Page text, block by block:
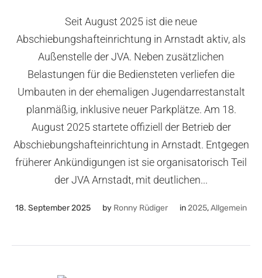
Seit August 2025 ist die neue
Abschiebungshafteinrichtung in Arnstadt aktiv, als
Außenstelle der JVA. Neben zusätzlichen
Belastungen für die Bediensteten verliefen die
Umbauten in der ehemaligen Jugendarrestanstalt
planmäßig, inklusive neuer Parkplätze. Am 18.
August 2025 startete offiziell der Betrieb der
Abschiebungshafteinrichtung in Arnstadt. Entgegen
früherer Ankündigungen ist sie organisatorisch Teil
der JVA Arnstadt, mit deutlichen...
18. September 2025 by Ronny Rüdiger in2025,Allgemein